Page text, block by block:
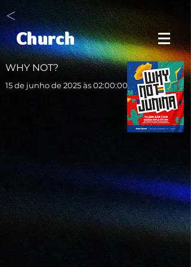
<
Church
WHY NOT?
15 de junho de 2025 às 02:00:00